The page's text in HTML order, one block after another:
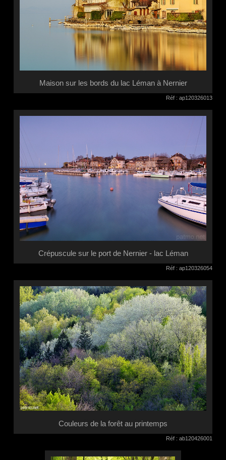
Maison sur les bords du lac Léman à Nernier
Réf : ap120326013
Crépuscule sur le port de Nernier - lac Léman
Réf : ap120326054
Couleurs de la forêt au printemps
Réf : ab120426001